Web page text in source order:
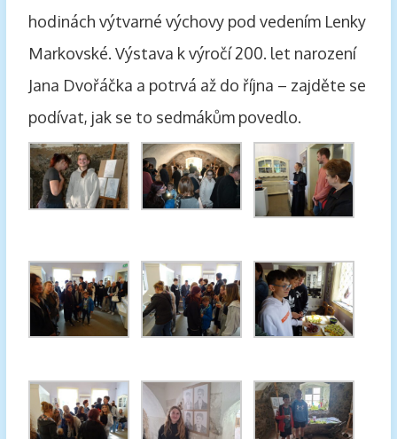
hodinách výtvarné výchovy pod vedením Lenky
Markovské. Výstava k výročí 200. let narození
Jana Dvořáčka a potrvá až do října – zajděte se
podívat, jak se to sedmákům povedlo.